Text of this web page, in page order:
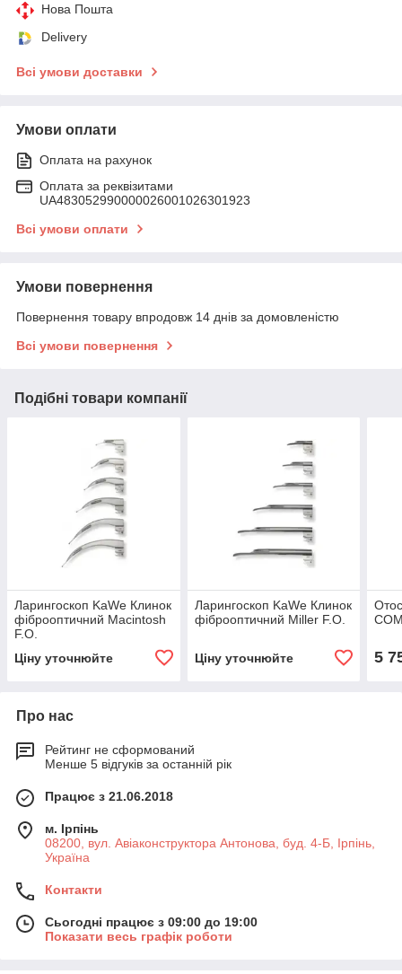
Нова Пошта
Delivery
Всі умови доставки
Умови оплати
Оплата на рахунок
Оплата за реквізитами
UA483052990000026001026301923
Всі умови оплати
Умови повернення
Повернення товару впродовж 14 днів за домовленістю
Всі умови повернення
Подібні товари компанії
Ларингоскоп KaWe Клинок
фіброоптичний Macintosh
F.O.
Ціну уточнюйте
Ларингоскоп KaWe Клинок
фіброоптичний Miller F.O.
Ціну уточнюйте 5
Про нас
Рейтинг не сформований
Менше 5 відгуків за останній рік
Працює з 21.06.2018
м. Ірпінь
08200, вул. Авіаконструктора Антонова, буд. 4-Б, Ірпінь,
Україна
Контакти
Сьогодні працює з 09:00 до 19:00
Показати весь графік роботи